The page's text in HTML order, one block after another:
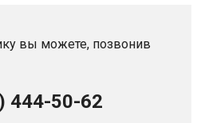
вы можете, позвонив
444-50-62